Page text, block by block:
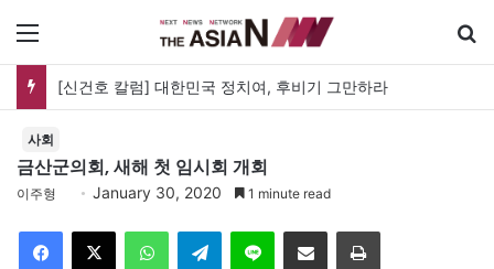
사회
금산군의회, 새해 첫 임시회 개회
이주형 January 30, 2020 1 minute read
Telegram 이메일